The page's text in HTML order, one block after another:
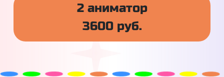
2 аниматор
3600 руб.